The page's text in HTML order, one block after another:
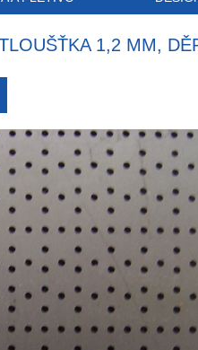
1,2 MM,